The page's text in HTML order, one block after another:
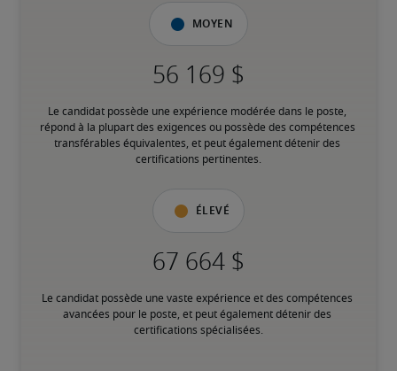
Moyen
Le candidat possède une expérience modérée dans le poste,
répond à la plupart des exigences ou possède des compétences
transférables équivalentes, et peut également détenir des
certifications pertinentes.
Élevé
Le candidat possède une vaste expérience et des compétences
avancées pour le poste, et peut également détenir des
certifications spécialisées.